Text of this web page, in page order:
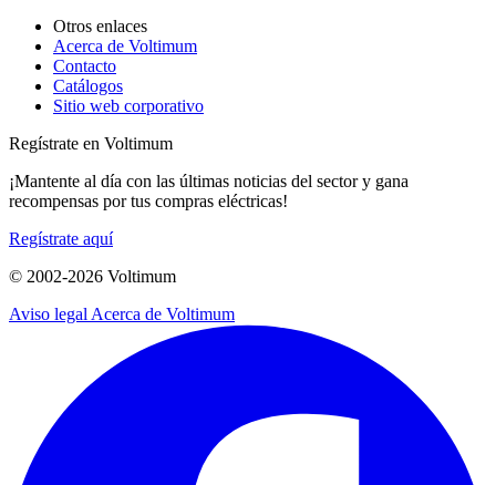
Otros enlaces
Acerca de Voltimum
Contacto
Catálogos
Sitio web corporativo
Regístrate en Voltimum
¡Mantente al día con las últimas noticias del sector y gana
recompensas por tus compras eléctricas!
Regístrate aquí
© 2002-2026 Voltimum
Aviso legal Acerca de Voltimum